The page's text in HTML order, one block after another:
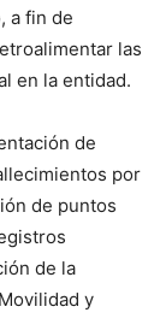
a fin de
las
en la entidad.
de
por
de puntos
de la
y